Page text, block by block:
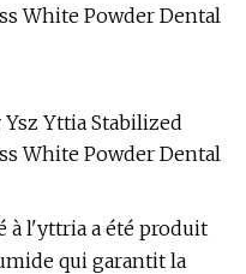
à l'yttria a été produit
qui garantit la